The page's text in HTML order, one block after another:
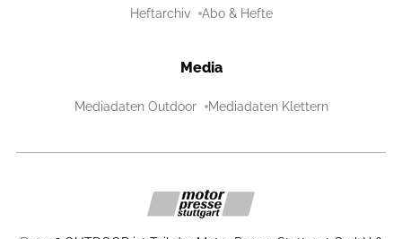
Heftarchiv Abo & Hefte
Media
Mediadaten Outdoor Mediadaten Klettern